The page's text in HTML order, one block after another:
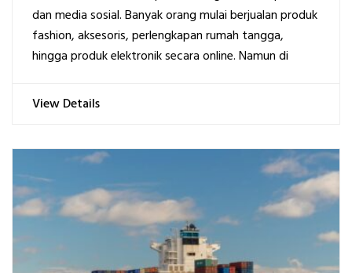
dan media sosial. Banyak orang mulai berjualan produk
fashion, aksesoris, perlengkapan rumah tangga,
hingga produk elektronik secara online. Namun di
View Details